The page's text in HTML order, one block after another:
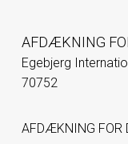
AFDÆKNING
Egebjerg
70752
AFDÆKNING FOR